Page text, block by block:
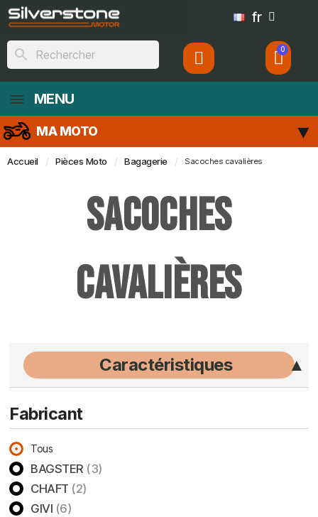
fr
search
MENU
MA MOTO
Accueil Pièces Moto Bagagerie Sacoches cavalières
Sacoches
cavalières
Caractéristiques
Fabricant
Tous
BAGSTER (3)
CHAFT (2)
GIVI (6)